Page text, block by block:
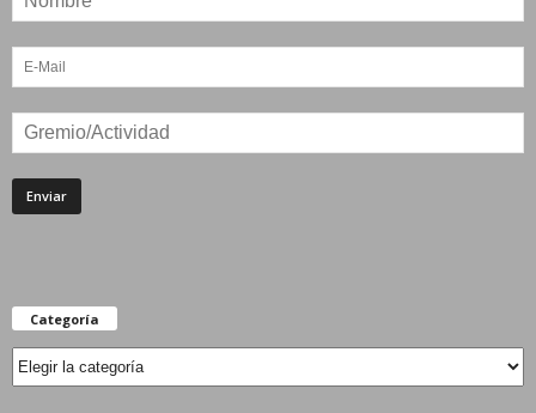
Categoría
Categoría